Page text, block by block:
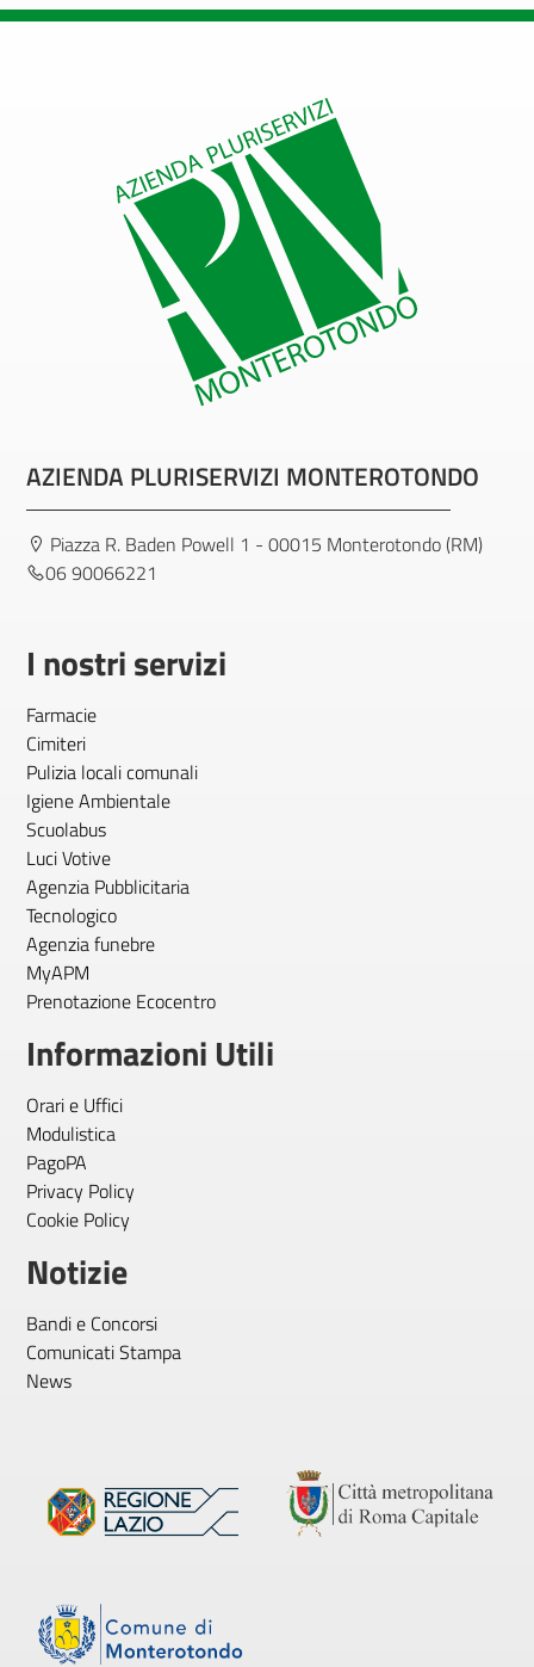
AZIENDA PLURISERVIZI MONTEROTONDO
Piazza R. Baden Powell 1 - 00015 Monterotondo (RM)
06 90066221
I nostri servizi
Farmacie
Cimiteri
Pulizia locali comunali
Igiene Ambientale
Scuolabus
Luci Votive
Agenzia Pubblicitaria
Tecnologico
Agenzia funebre
MyAPM
Prenotazione Ecocentro
Informazioni Utili
Orari e Uffici
Modulistica
PagoPA
Privacy Policy
Cookie Policy
Notizie
Bandi e Concorsi
Comunicati Stampa
News